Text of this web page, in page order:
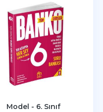
Model - 6. Sınıf